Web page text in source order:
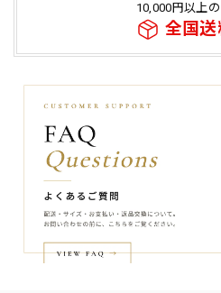
10,000円以上
全国